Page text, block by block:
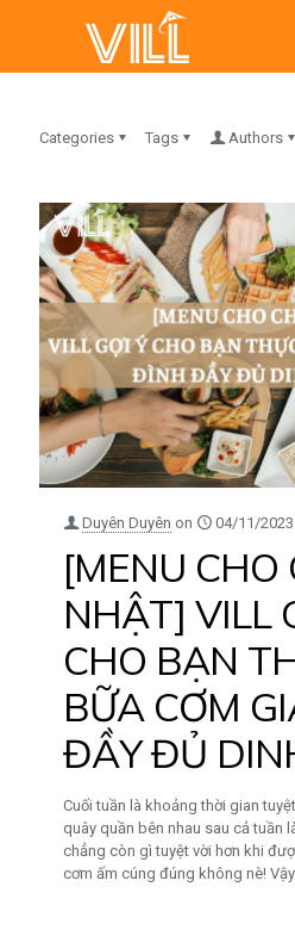
Categories Tags Authors
Duyên Duyên on 04/11/2023
[MENU CHO
NHẬT] VILL
CHO BẠN
BỮA CƠM
ĐẦY ĐỦ
Cuối tuần là khoảng thời gian
quây quần bên nhau sau cả tuần
chẳng còn gì tuyệt vời hơn khi
cơm ấm cúng đúng không nè!